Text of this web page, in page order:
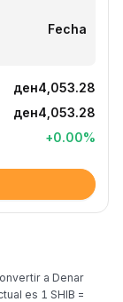
Fecha
ден4,053.28
ден4,053.28
+0.00%
a Denar
es 1 SHIB =